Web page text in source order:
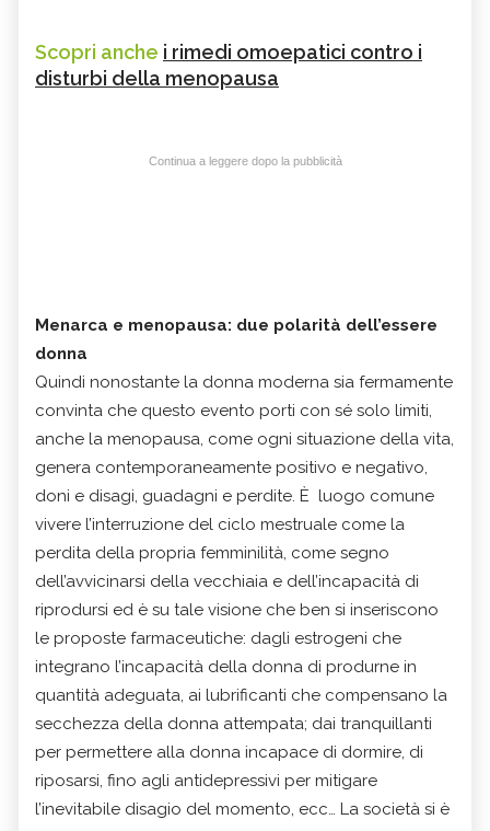
Scopri anche i rimedi omoepatici contro i
disturbi della menopausa
Continua a leggere dopo la pubblicità
Menarca e menopausa: due polarità dell’essere
donna
Quindi nonostante la donna moderna sia fermamente
convinta che questo evento porti con sé solo limiti,
anche la menopausa, come ogni situazione della vita,
genera contemporaneamente positivo e negativo,
doni e disagi, guadagni e perdite. È luogo comune
vivere l’interruzione del ciclo mestruale come la
perdita della propria femminilità, come segno
dell’avvicinarsi della vecchiaia e dell’incapacità di
riprodursi ed è su tale visione che ben si inseriscono
le proposte farmaceutiche: dagli estrogeni che
integrano l’incapacità della donna di produrne in
quantità adeguata, ai lubrificanti che compensano la
secchezza della donna attempata; dai tranquillanti
per permettere alla donna incapace di dormire, di
riposarsi, fino agli antidepressivi per mitigare
l’inevitabile disagio del momento, ecc… La società si è